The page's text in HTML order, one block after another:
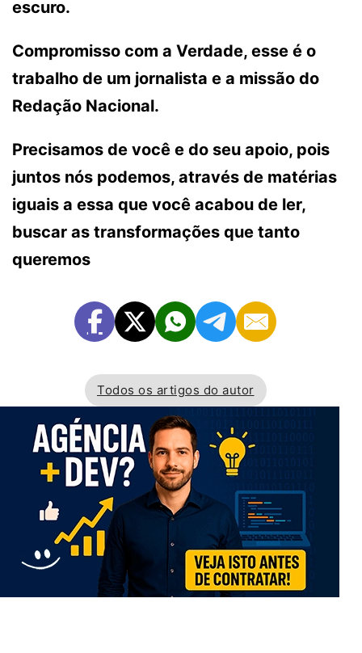
escuro.
Compromisso com a Verdade, esse é o
trabalho de um jornalista e a missão do
Redação Nacional.
Precisamos de você e do seu apoio, pois
juntos nós podemos, através de matérias
iguais a essa que você acabou de ler,
buscar as transformações que tanto
queremos
Todos os artigos do autor